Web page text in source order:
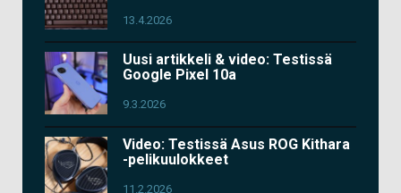
13.4.2026
Uusi artikkeli & video: Testissä
Google Pixel 10a
9.3.2026
Video: Testissä Asus ROG Kithara
-pelikuulokkeet
11.2.2026